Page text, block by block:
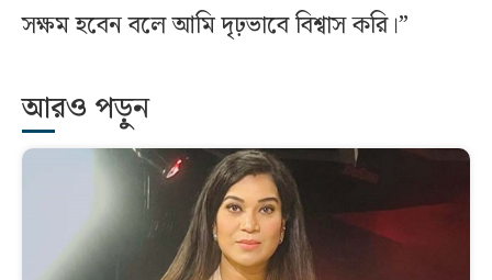
সক্ষম হবেন বলে আমি দৃঢ়ভাবে বিশ্বাস করি।”
আরও পড়ুন